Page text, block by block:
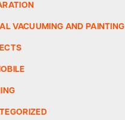
VACUUMING AND PAINTING